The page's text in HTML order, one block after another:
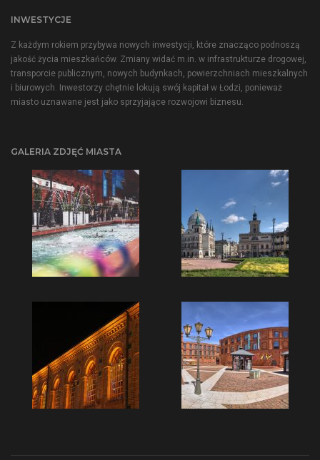
INWESTYCJE
Z każdym rokiem przybywa nowych inwestycji, które znacząco podnoszą
jakość życia mieszkańców. Zmiany widać m.in. w infrastrukturze drogowej,
transporcie publicznym, nowych budynkach, powierzchniach mieszkalnych
i biurowych. Inwestorzy chętnie lokują swój kapitał w Łodzi, ponieważ
miasto uznawane jest jako sprzyjające rozwojowi biznesu.
GALERIA ZDJĘĆ MIASTA